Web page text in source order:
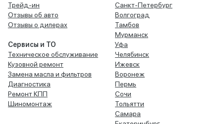
Трейд-ин
Отзывы об авто
Отзывы о дилерах
Сервисы и ТО
Техническое обслуживание
Кузовной ремонт
Замена масла и фильтров
Диагностика
Ремонт КПП
Шиномонтаж
Санкт-Петербург
Волгоград
Тамбов
Мурманск
Уфа
Челябинск
Ижевск
Воронеж
Пермь
Сочи
Тольятти
Самара